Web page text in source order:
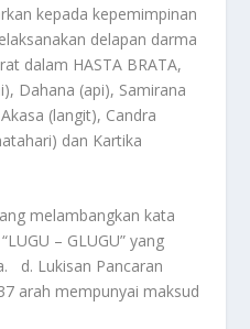
kepada kepemimpinan
delapan darma
dalam HASTA BRATA,
Dahana (api), Samirana
(langit), Candra
dan Kartika
melambangkan kata
– GLUGU” yang
d. Lukisan Pancaran
arah mempunyai maksud